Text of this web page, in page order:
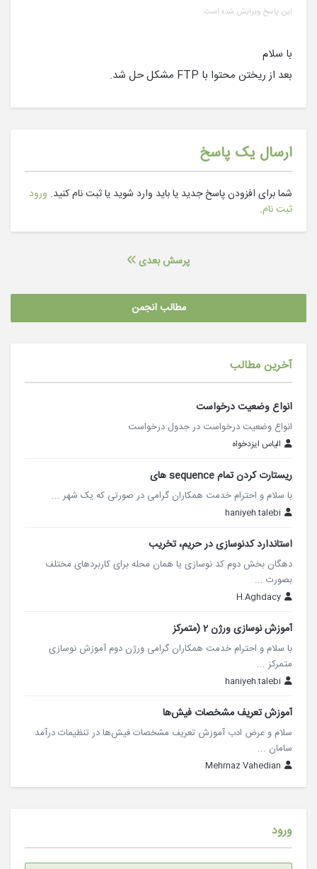
این پاسخ ویرایش شده است.
با سلام
بعد از ریختن محتوا با FTP مشکل حل شد.
ارسال یک پاسخ
شما برای افزودن پاسخ جدید یا باید وارد شوید یا ثبت نام کنید. ورود
ثبت نام.
پرسش بعدی
مطالب انجمن
آخرین مطالب
انواع وضعیت درخواست
انواع وضعیت درخواست در جدول درخواست
الیاس ایزدخواه
ریستارت کردن تمام sequence های
با سلام و احترام خدمت همکاران گرامی در صورتی که یک شهر ...
haniyeh.talebi
استاندارد کدنوسازی در حریم، تخریب
دهگان بخش دوم کد نوسازی یا همان محله برای کاربردهای مختلف
بصورت ...
H.Aghdacy
آموزش نوسازی ورژن 2 (متمرکز
با سلام و احترام خدمت همکاران گرامی ورژن دوم آموزش نوسازی
متمرکز ...
haniyeh.talebi
آموزش تعریف مشخصات فیش‌ها
سلام و عرض ادب آموزش تعریف مشخصات فیش‌ها در تنظیمات درآمد
سامان ...
Mehrnaz Vahedian
ورود